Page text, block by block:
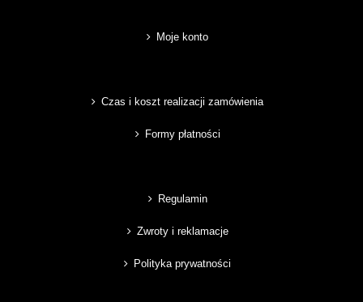
Moje konto
Czas i koszt realizacji zamówienia
Formy płatności
Regulamin
Zwroty i reklamacje
Polityka prywatności